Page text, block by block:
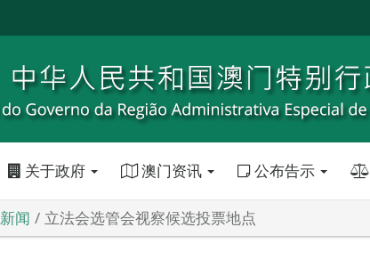
关于政府 澳门资讯 公布告示
新闻 立法会选管会视察候选投票地点